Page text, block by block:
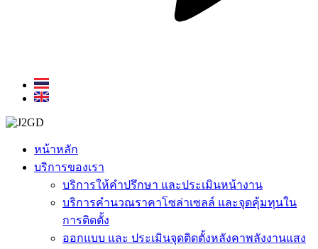
หน้าหลัก
บริการของเรา
บริการให้คำปรึกษา และประเมินหน้างาน
บริการคำนวณราคาโซล่าเซลล์ และจุดคุ้มทุนใน
การติดตั้ง
ออกแบบ และ ประเมินจุดติดตั้งหลังคาพลังงานแสง